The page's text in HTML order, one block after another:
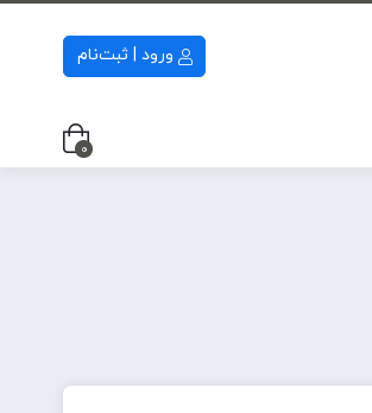
ورود | ثبت‌نام
0